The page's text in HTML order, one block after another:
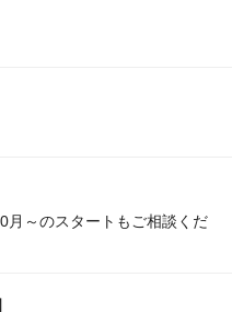
～のスタートもご相談くだ